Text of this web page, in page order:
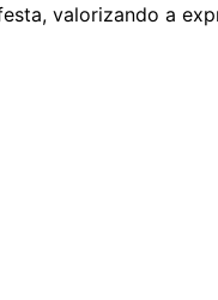
valorizando a